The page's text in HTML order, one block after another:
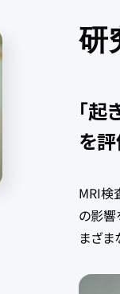
研
「
を評
MRI検
の影響
まざ